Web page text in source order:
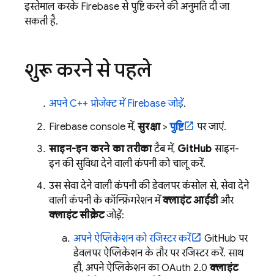
इस्तेमाल करके Firebase से पुष्टि करने की अनुमति दी जा
सकती है.
शुरू करने से पहले
अपने C++ प्रोजेक्ट में Firebase जोड़ें.
Firebase console में, सुरक्षा>पुष्टि
पर जाएं.
साइन-इन करने का तरीकाटैब में, GitHub साइन-
इन की सुविधा देने वाली कंपनी को चालू करें.
उस सेवा देने वाली कंपनी की डेवलपर कंसोल से, सेवा देने
वाली कंपनी के कॉन्फ़िगरेशन मेंक्लाइंट आईडीऔर
क्लाइंट सीक्रेटजोड़ें:
अपने ऐप्लिकेशन को रजिस्टर करें
GitHub पर
डेवलपर ऐप्लिकेशन के तौर पर रजिस्टर करें. साथ
ही, अपने ऐप्लिकेशन का OAuth 2.0क्लाइंट